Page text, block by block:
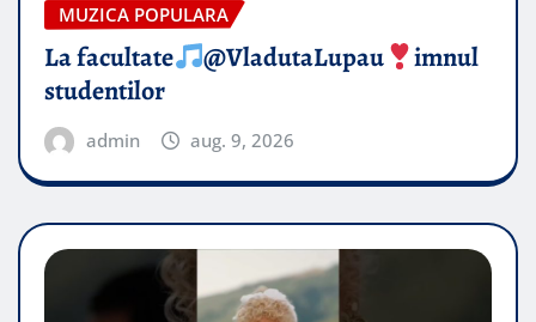
MUZICA POPULARA
La facultate @VladutaLupau
imnul
studentilor
admin aug. 9, 2026